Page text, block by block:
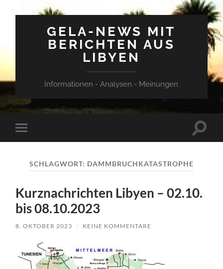
GELA-NEWS MIT
BERICHTEN AUS
LIBYEN
Informationen - Analysen - Meinungen
Mobile-
Menü
SCHLAGWORT: DAMMBRUCHKATASTROPHE
Kurznachrichten Libyen – 02.10.
bis 08.10.2023
8. OKTOBER 2023 / KEINE KOMMENTARE